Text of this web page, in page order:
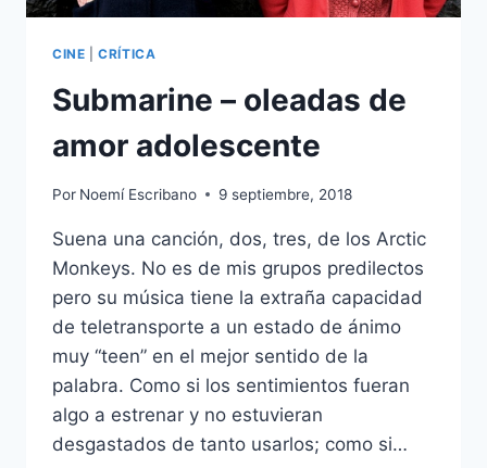
CINE |CRÍTICA
Submarine – oleadas de
amor adolescente
Por Noemí Escribano 9 septiembre, 2018
Suena una canción, dos, tres, de los Arctic
Monkeys. No es de mis grupos predilectos
pero su música tiene la extraña capacidad
de teletransporte a un estado de ánimo
muy “teen” en el mejor sentido de la
palabra. Como si los sentimientos fueran
algo a estrenar y no estuvieran
desgastados de tanto usarlos; como si…